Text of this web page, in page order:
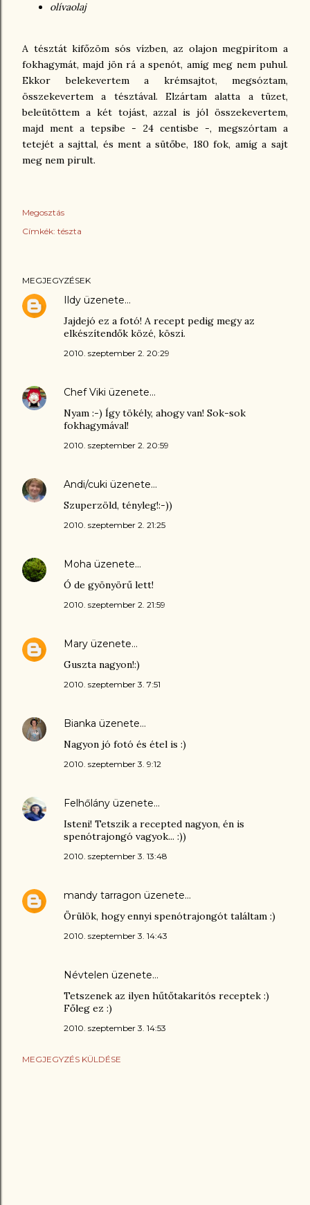
olívaolaj
A tésztát kifőzöm sós vízben, az olajon megpirítom a
fokhagymát, majd jön rá a spenót, amíg meg nem puhul.
Ekkor belekevertem a krémsajtot, megsóztam,
összekevertem a tésztával. Elzártam alatta a tüzet,
beleütöttem a két tojást, azzal is jól összekevertem,
majd ment a tepsibe - 24 centisbe -, megszórtam a
tetejét a sajttal, és ment a sütőbe, 180 fok, amíg a sajt
meg nem pirult.
Megosztás
Címkék: tészta
MEGJEGYZÉSEK
Ildy üzenete…
Jajdejó ez a fotó! A recept pedig megy az
elkészítendők közé, köszi.
2010. szeptember 2. 20:29
Chef Viki üzenete…
Nyam :-) Így tökély, ahogy van! Sok-sok
fokhagymával!
2010. szeptember 2. 20:59
Andi/cuki üzenete…
Szuperzöld, tényleg!:-))
2010. szeptember 2. 21:25
Moha üzenete…
Ó de gyönyörű lett!
2010. szeptember 2. 21:59
Mary üzenete…
Guszta nagyon!:)
2010. szeptember 3. 7:51
Bianka üzenete…
Nagyon jó fotó és étel is :)
2010. szeptember 3. 9:12
Felhőlány üzenete…
Isteni! Tetszik a recepted nagyon, én is
spenótrajongó vagyok... :))
2010. szeptember 3. 13:48
mandy tarragon üzenete…
Örülök, hogy ennyi spenótrajongót találtam :)
2010. szeptember 3. 14:43
Névtelen üzenete…
Tetszenek az ilyen hűtőtakarítós receptek :)
Főleg ez :)
2010. szeptember 3. 14:53
MEGJEGYZÉS KÜLDÉSE